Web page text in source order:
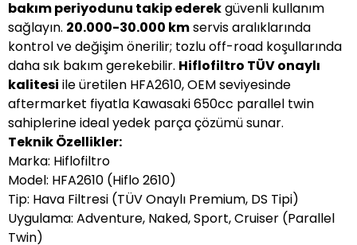
bakım periyodunu takip ederekgüvenli kullanım
sağlayın. 20.000-30.000 kmservis aralıklarında
kontrol ve değişim önerilir; tozlu off-road koşullarında
daha sık bakım gerekebilir. Hiflofiltro TÜV onaylı
kalitesi ile üretilen HFA2610, OEM seviyesinde
aftermarket fiyatla Kawasaki 650cc parallel twin
sahiplerine ideal yedek parça çözümü sunar.
Teknik Özellikler:
Marka: Hiflofiltro
Model: HFA2610 (Hiflo 2610)
Tip: Hava Filtresi (TÜV Onaylı Premium, DS Tipi)
Uygulama: Adventure, Naked, Sport, Cruiser (Parallel
Twin)